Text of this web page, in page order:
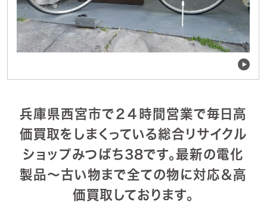
兵庫県西宮市で２４時間営業で毎日高
価買取をしまくっている総合リサイクル
ショップみつばち38です。最新の電化
製品～古い物まで全ての物に対応＆高
価買取しております。